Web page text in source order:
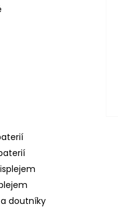
doutníky